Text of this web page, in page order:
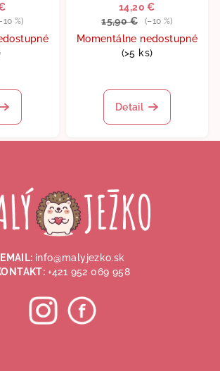
%)
14,20 €
15,90 €
(–10 %)
Momentálne nedostupné
(>5 ks)
Detail
EMAIL: info@malyjezko.sk
+421 952 069 958